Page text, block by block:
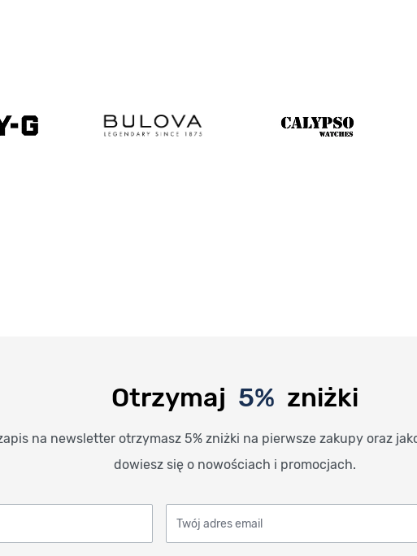
Otrzymaj 5% zniżki
na newsletter otrzymasz 5% zniżki na pierwsze zakupy oraz
dowiesz się o nowościach i promocjach.